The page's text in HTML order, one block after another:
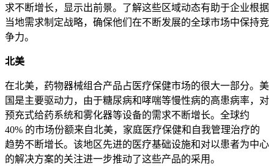
求不断增长，显示出前景。了解这些区域动态有助于企业根据
当地需求制定战略，确保他们在不断发展的全球市场中保持竞
争力。
北美
在北美，药物器械组合产品占医疗保健市场的很大一部分。美
国是主要驱动力，由于糖尿病和哮喘等慢性病的高患病率，对
预充式给药系统和雾化器等设备的需求不断增长。全球约
40% 的市场份额来自北美，家庭医疗保健和自我管理治疗的
趋势不断增长。该地区先进的医疗基础设施和对以患者为中心
的解决方案的关注进一步推动了这些产品的采用。